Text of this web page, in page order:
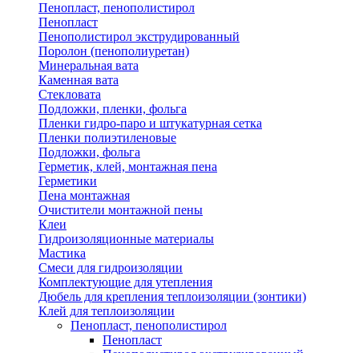
Пенопласт, пенополистирол
Пенопласт
Пенополистирол экструдированный
Поролон (пенополиуретан)
Минеральная вата
Каменная вата
Стекловата
Подложки, пленки, фольга
Пленки гидро-паро и штукатурная сетка
Пленки полиэтиленовые
Подложки, фольга
Герметик, клей, монтажная пена
Герметики
Пена монтажная
Очистители монтажной пены
Клеи
Гидроизоляционные материалы
Мастика
Смеси для гидроизоляции
Комплектующие для утепления
Дюбель для крепления теплоизоляции (зонтики)
Клей для теплоизоляции
Пенопласт, пенополистирол
Пенопласт